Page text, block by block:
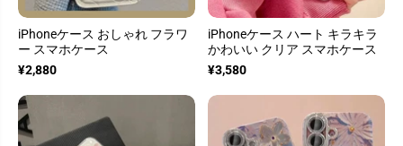
iPhoneケース おしゃれ フラワ
ー スマホケース
¥2,880
iPhoneケース ハート キラキラ
かわいい クリア スマホケース
¥3,580